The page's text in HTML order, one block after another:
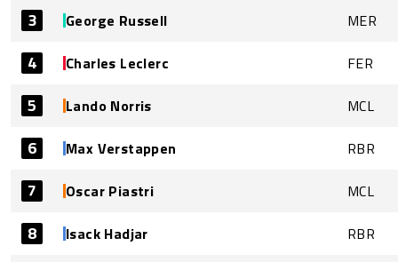
3 George Russell MER
4 Charles Leclerc FER
5 Lando Norris MCL
6 Max Verstappen RBR
7 Oscar Piastri MCL
8 Isack Hadjar RBR